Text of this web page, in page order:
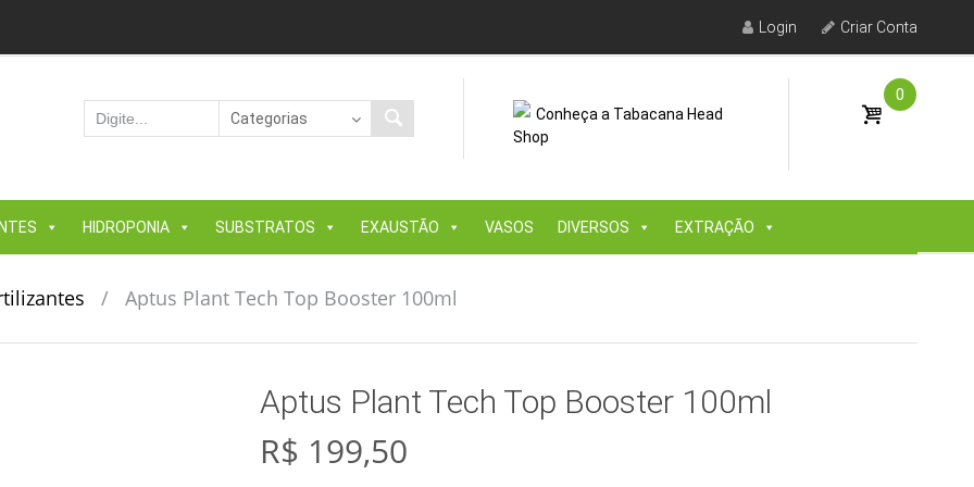
Login Criar Conta
Conheça a Tabacana Head
Shop
0
HIDROPONIA SUBSTRATOS EXAUSTÃO VASOS DIVERSOS EXTRAÇÃO
/ Aptus Plant Tech Top Booster 100ml
Aptus Plant Tech Top Booster 100ml
R$ 199,50